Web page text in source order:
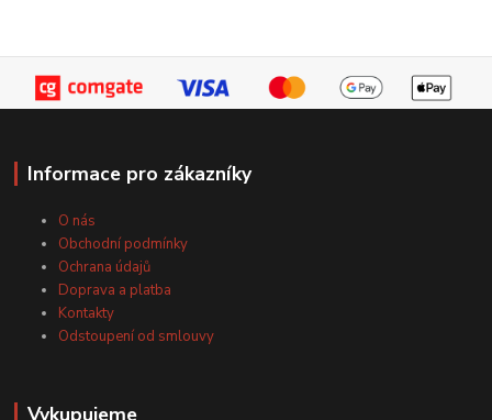
Informace pro zákazníky
O nás
Obchodní podmínky
Ochrana údajů
Doprava a platba
Kontakty
Odstoupení od smlouvy